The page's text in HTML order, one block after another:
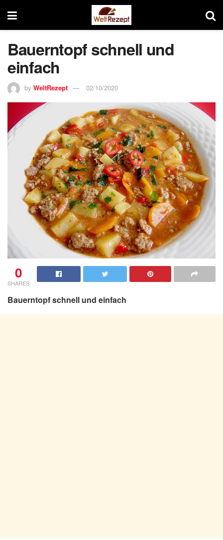
Bauerntopf schnell und
einfach
by WeltRezept 02/10/2020
0
SHARES
Bauerntopf schnell und einfach